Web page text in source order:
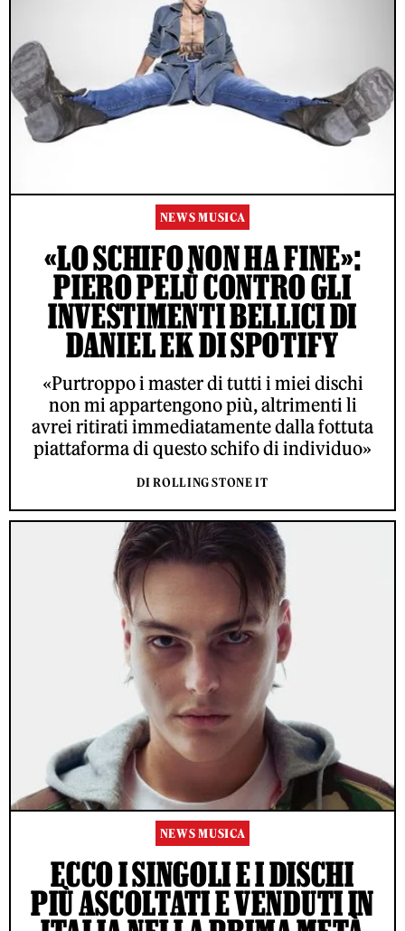
NEWS MUSICA
«LO SCHIFO NON HA FINE»:
PIERO PELÙ CONTRO GLI
INVESTIMENTI BELLICI DI
DANIEL EK DI SPOTIFY
«Purtroppo i master di tutti i miei dischi
non mi appartengono più, altrimenti li
avrei ritirati immediatamente dalla fottuta
piattaforma di questo schifo di individuo»
DI ROLLING STONE IT
NEWS MUSICA
ECCO I SINGOLI E I DISCHI
PIÙ ASCOLTATI E VENDUTI IN